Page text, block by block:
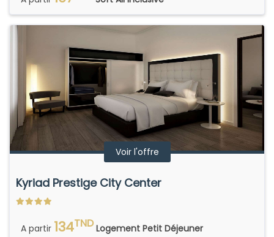
Voir l'offre
Kyriad Prestige City Center
A partir 134TND Logement Petit Déjeuner